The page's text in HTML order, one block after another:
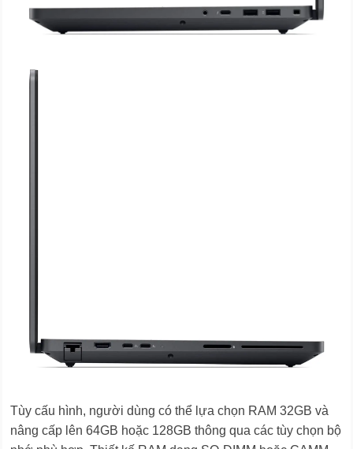
Tùy cấu hình, người dùng có thể lựa chọn RAM 32GB và
nâng cấp lên 64GB hoặc 128GB thông qua các tùy chọn bộ